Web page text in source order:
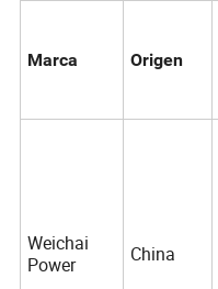
Marca Origen
Weichai
Power
China